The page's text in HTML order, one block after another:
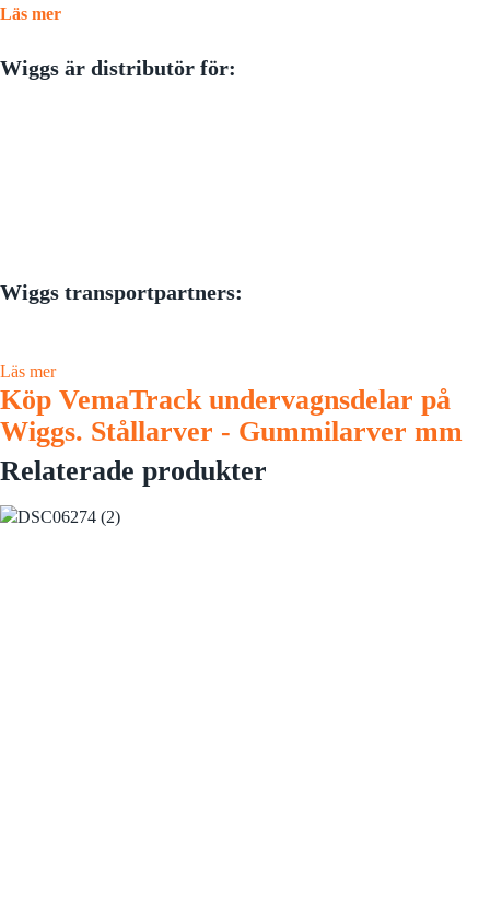
Läs mer
Wiggs är distributör för:
Wiggs transportpartners:
Läs mer
Köp VemaTrack undervagnsdelar på
Wiggs. Stållarver - Gummilarver mm
Relaterade produkter